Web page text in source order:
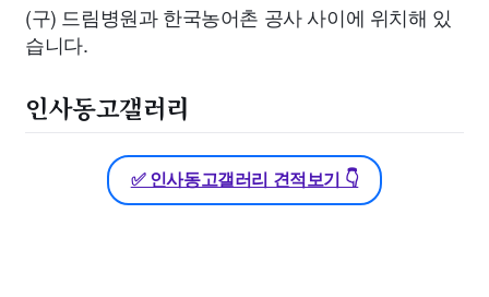
(구) 드림병원과 한국농어촌 공사 사이에 위치해 있
습니다.
인사동고갤러리
✅ 인사동고갤러리 견적보기 👇